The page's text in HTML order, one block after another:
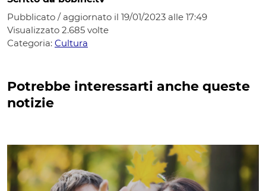
Pubblicato / aggiornato il 19/01/2023 alle 17:49
Visualizzato 2.685 volte
Categoria: Cultura
Potrebbe interessarti anche queste
notizie